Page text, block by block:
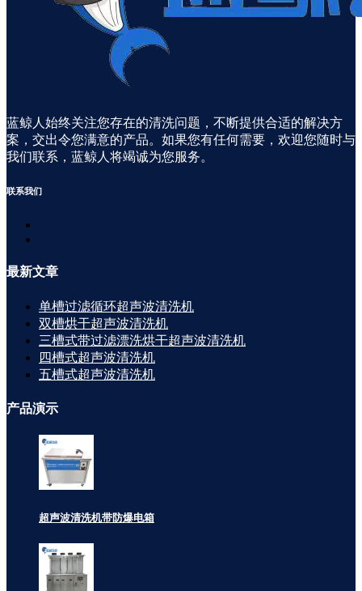
蓝鲸人始终关注您存在的清洗问题，不断提供合适的解决方
案，交出令您满意的产品。如果您有任何需要，欢迎您随时与
我们联系，蓝鲸人将竭诚为您服务。
联系我们
最新文章
单槽过滤循环超声波清洗机
双槽烘干超声波清洗机
三槽式带过滤漂洗烘干超声波清洗机
四槽式超声波清洗机
五槽式超声波清洗机
产品演示
超声波清洗机带防爆电箱